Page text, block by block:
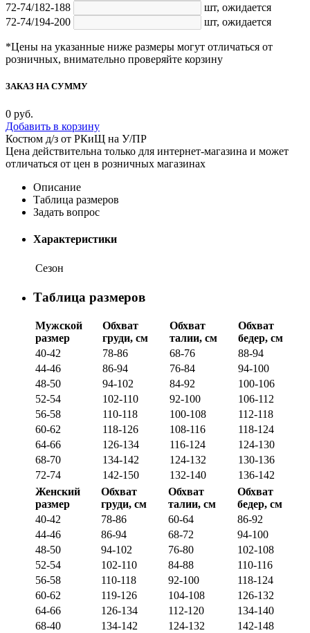
72-74/182-188
шт, ожидается
72-74/194-200
шт, ожидается
*Цены на указанные ниже размеры могут отличаться от
розничных, внимательно проверяйте корзину
ЗАКАЗ НА СУММУ
0 руб.
Добавить в корзину
Костюм д/з от РКиЩ на У/ПР
Цена действительна только для интернет-магазина и может
отличаться от цен в розничных магазинах
Описание
Таблица размеров
Задать вопрос
Характеристики
Сезон
Таблица размеров
Мужской
размер
Обхват
груди, см
Обхват
талии, см
Обхват
бедер, см
40-42
78-86 68-76
88-94
44-46
86-94 76-84
94-100
48-50
94-102 84-92
100-106
52-54
102-110 92-100
106-112
56-58
110-118 100-108
112-118
60-62
118-126 108-116
118-124
64-66
126-134 116-124
124-130
68-70
134-142 124-132
130-136
72-74
142-150 132-140
136-142
Женский
размер
Обхват
груди, см
Обхват
талии, см
Обхват
бедер, см
40-42
78-86 60-64
86-92
44-46
86-94 68-72
94-100
48-50
94-102 76-80
102-108
52-54
102-110 84-88
110-116
56-58
110-118 92-100
118-124
60-62
119-126 104-108
126-132
64-66
126-134 112-120
134-140
68-40
134-142 124-132
142-148